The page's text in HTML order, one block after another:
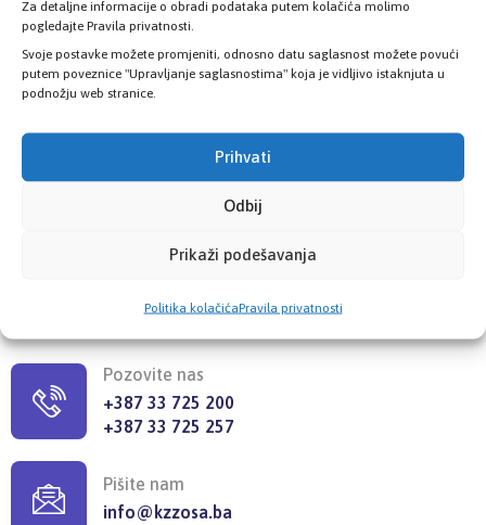
Za detaljne informacije o obradi podataka putem kolačića molimo
pogledajte Pravila privatnosti.
Svoje postavke možete promjeniti, odnosno datu saglasnost možete povući
putem poveznice "Upravljanje saglasnostima" koja je vidljivo istaknjuta u
podnožju web stranice.
Prihvati
Odbij
Prikaži podešavanja
Politika kolačićaPravila privatnosti
Pozovite nas
+387 33 725 200
+387 33 725 257
Pišite nam
info@kzzosa.ba